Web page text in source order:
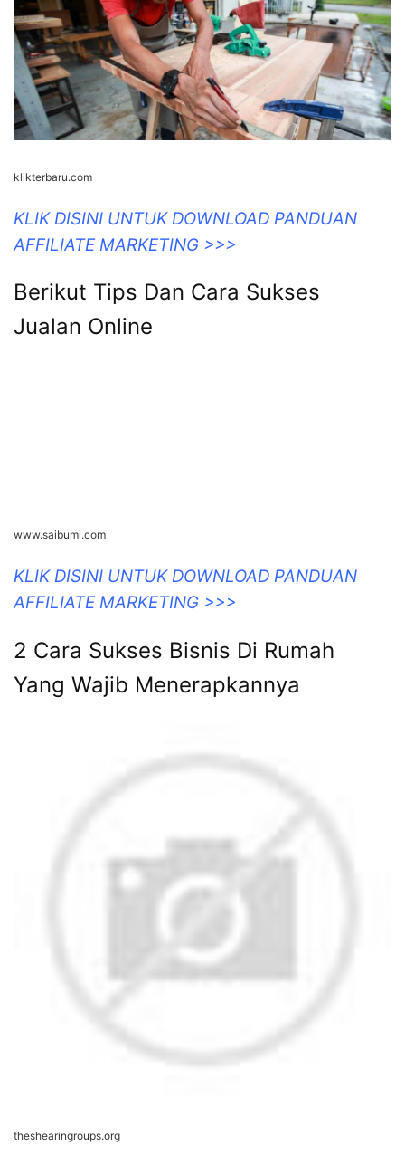
klikterbaru.com
KLIK DISINI UNTUK DOWNLOAD PANDUAN
AFFILIATE MARKETING >>>
Berikut Tips Dan Cara Sukses
Jualan Online
www.saibumi.com
KLIK DISINI UNTUK DOWNLOAD PANDUAN
AFFILIATE MARKETING >>>
2 Cara Sukses Bisnis Di Rumah
Yang Wajib Menerapkannya
theshearingroups.org